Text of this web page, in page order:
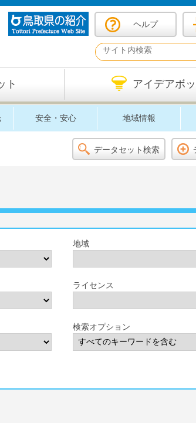
ヘルプ
ト アイデアボ
安全・安心 地域情報
データセット検索
地域
ライセンス
検索オプション